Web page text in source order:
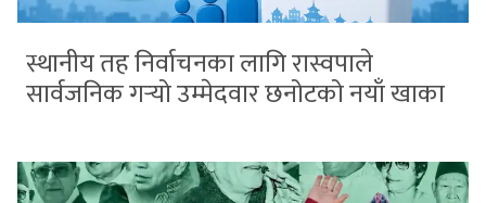
स्थानीय तह निर्वाचनका लागि रास्वपाले
सार्वजनिक गर्‍यो उम्मेदवार छनोटको नयाँ खाका